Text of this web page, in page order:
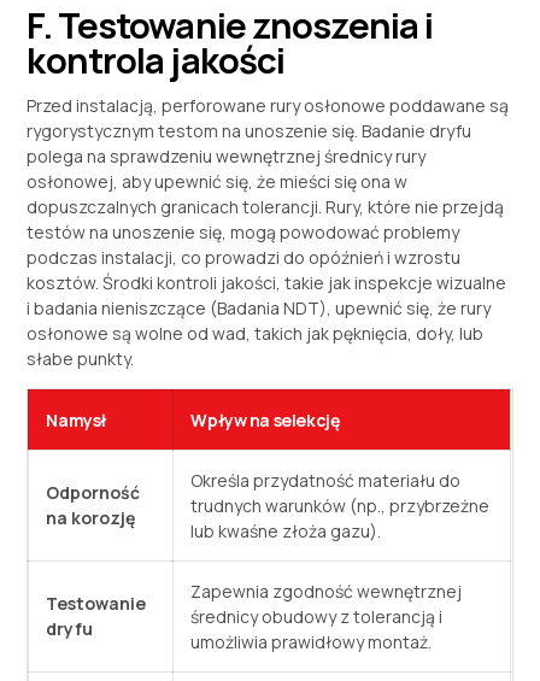
F. Testowanie znoszenia i
kontrola jakości
Przed instalacją, perforowane rury osłonowe poddawane są
rygorystycznym testom na unoszenie się. Badanie dryfu
polega na sprawdzeniu wewnętrznej średnicy rury
osłonowej, aby upewnić się, że mieści się ona w
dopuszczalnych granicach tolerancji. Rury, które nie przejdą
testów na unoszenie się, mogą powodować problemy
podczas instalacji, co prowadzi do opóźnień i wzrostu
kosztów. Środki kontroli jakości, takie jak inspekcje wizualne
i badania nieniszczące (Badania NDT), upewnić się, że rury
osłonowe są wolne od wad, takich jak pęknięcia, doły, lub
słabe punkty.
Namysł Wpływ na selekcję
Odporność
na korozję
Określa przydatność materiału do
trudnych warunków (np., przybrzeżne
lub kwaśne złoża gazu).
Testowanie
dryfu
Zapewnia zgodność wewnętrznej
średnicy obudowy z tolerancją i
umożliwia prawidłowy montaż.